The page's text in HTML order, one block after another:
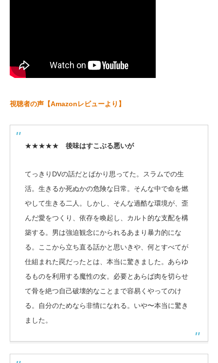
視聴者の声【Amazonレビューより】
★★★★★ 後味はすこぶる悪いが
てっきりDVの話だとばかり思ってた。スラムでの生
活。生きるか死ぬかの危険な日常。そんな中で命を燃
やして生きる二人。しかし、そんな過酷な環境が、歪
んだ愛をつくり、依存を喚起し、カルト的な支配を構
築する。男は強迫観念にかられるあまり暴力的にな
る。ここから立ち直る話かと思いきや、何とすべてが
仕組まれた罠だったとは、本当に驚きました。あらゆ
るものを利用する魔性の女。必要とあらば肉を切らせ
て骨を絶つ自己破壊的なことまで容易くやってのけ
る。自分のためなら非情になれる。いや〜本当に驚き
ました。